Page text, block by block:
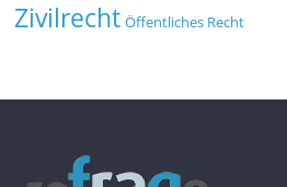
Zivilrecht Öffentliches Recht